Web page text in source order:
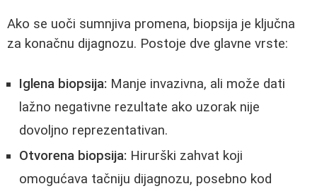
Ako se uoči sumnjiva promena, biopsija je ključna
za konačnu dijagnozu. Postoje dve glavne vrste:
Iglena biopsija: Manje invazivna, ali može dati
lažno negativne rezultate ako uzorak nije
dovoljno reprezentativan.
Otvorena biopsija: Hirurški zahvat koji
omogućava tačniju dijagnozu, posebno kod